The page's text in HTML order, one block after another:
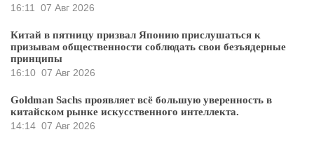
16:11
07 Авг 2026
Китай в пятницу призвал Японию прислушаться к
призывам общественности соблюдать свои безъядерные
принципы
16:10 07 Авг 2026
Goldman Sachs проявляет всё большую уверенность в
китайском рынке искусственного интеллекта.
14:14 07 Авг 2026